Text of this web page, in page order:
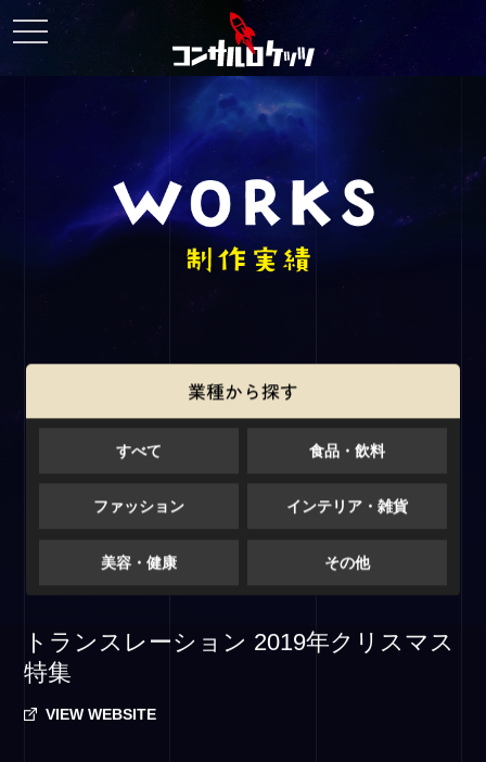
toggle
navigation
業種から探す
すべて 食品・飲料
ファッション インテリア・雑貨
美容・健康 その他
トランスレーション 2019年クリスマス
特集
VIEW WEBSITE